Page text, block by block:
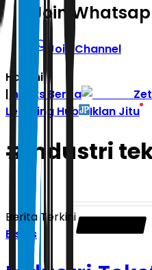
Join
Join Channel
Hari ini
| Indeks Berita
Learning Hub
Iklan Jitu
# industri
Berita Terkini
Bisnis